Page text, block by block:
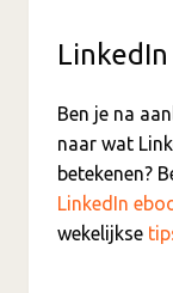
Ben je na
naar wat
betekenen?
LinkedIn
wekelijkse